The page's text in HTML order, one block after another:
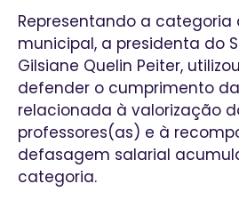
Representando a
municipal, a presidenta do
Gilsiane Quelin Peiter,
defender o cumprimento
relacionada à valorização
professores(as) e à
defasagem salarial
categoria.